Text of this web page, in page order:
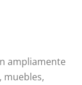
ampliamente
muebles,